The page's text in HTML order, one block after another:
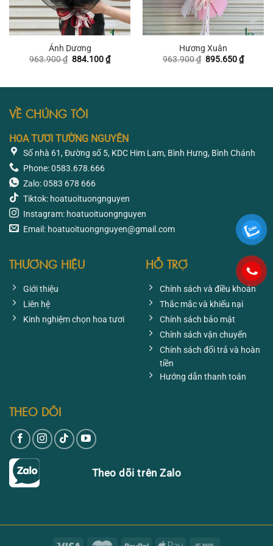
Ánh Dương
963.900₫ Giá
884.100₫Giá
hiện
884.100 ₫.
Hương Xuân
963.900₫ Giá
895.650₫Giá
hiện
VỀ CHÚNG TÔI
HOA TƯƠI TƯỜNG NGUYÊN
Số nhà 61, Đường số 5, KDC Him Lam, Bình Hưng, Bình Chánh
Phone: 0583.678.666
Zalo: 0583 678 666
Tiktok: hoatuoituongnguyen
Instagram: hoatuoituongnguyen
Email: hoatuoituongnguyen@gmail.com
THƯƠNG HIỆU
Giới thiệu
Liên hệ
Kinh nghiệm chọn hoa tươi
HỖ TRỢ
Chính sách và điều khoản
Thắc mắc và khiếu nại
Chính sách bảo mật
Chính sách vận chuyển
Chính sách đổi trả và hoàn
tiền
Hướng dẫn thanh toán
THEO DÕI
Theo dõi trên Zalo